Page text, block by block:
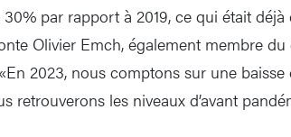
30% par rapport à 2019, ce qui était
Olivier Emch, également membre
2023, nous comptons sur une baisse
retrouverons les niveaux d’avant